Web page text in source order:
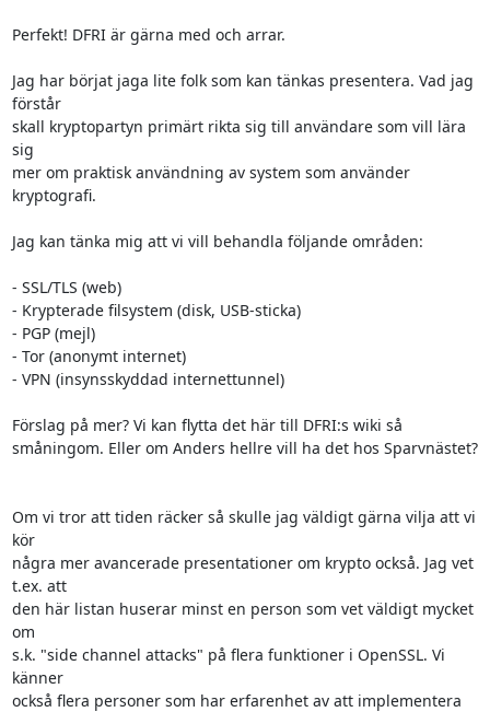
Perfekt! DFRI är gärna med och arrar.
Jag har börjat jaga lite folk som kan tänkas presentera. Vad jag
förstår
skall kryptopartyn primärt rikta sig till användare som vill lära
sig
mer om praktisk användning av system som använder
kryptografi.
Jag kan tänka mig att vi vill behandla följande områden:
- SSL/TLS (web)
- Krypterade filsystem (disk, USB-sticka)
- PGP (mejl)
- Tor (anonymt internet)
- VPN (insynsskyddad internettunnel)
Förslag på mer? Vi kan flytta det här till DFRI:s wiki så
småningom. Eller om Anders hellre vill ha det hos Sparvnästet?
Om vi tror att tiden räcker så skulle jag väldigt gärna vilja att vi
kör
några mer avancerade presentationer om krypto också. Jag vet
t.ex. att
den här listan huserar minst en person som vet väldigt mycket
om
s.k. "side channel attacks" på flera funktioner i OpenSSL. Vi
känner
också flera personer som har erfarenhet av att implementera